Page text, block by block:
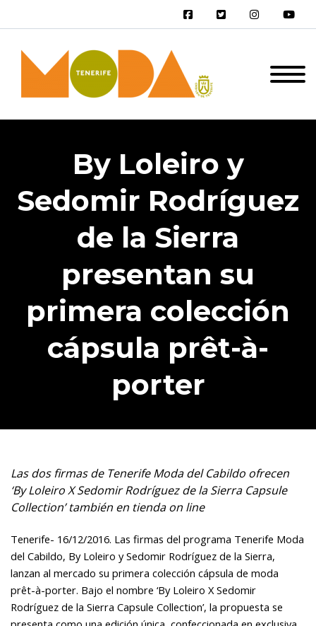
By Loleiro y
Sedomir Rodríguez
de la Sierra
presentan su
primera colección
cápsula prêt-à-
porter
Las dos firmas de Tenerife Moda del Cabildo ofrecen
‘By Loleiro X Sedomir Rodríguez de la Sierra Capsule
Collection’ también en tienda on line
Tenerife- 16/12/2016. Las firmas del programa Tenerife Moda
del Cabildo, By Loleiro y Sedomir Rodríguez de la Sierra,
lanzan al mercado su primera colección cápsula de moda
prêt-à-porter. Bajo el nombre ‘By Loleiro X Sedomir
Rodríguez de la Sierra Capsule Collection’, la propuesta se